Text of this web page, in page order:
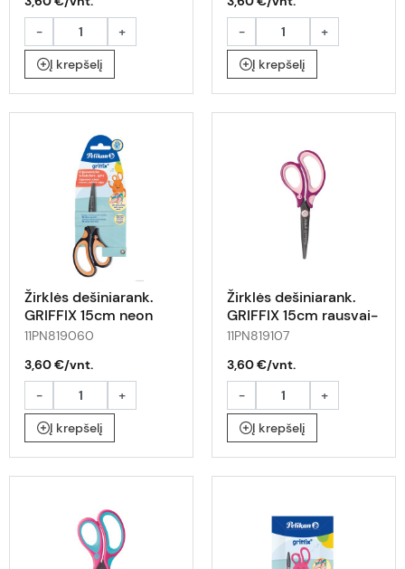
-
+
Į krepšelį
-
+
Į krepšelį
Žirklės dešiniarank.
GRIFFIX 15cm neon
oranž.-juodos
11PN819060
3,60 €/vnt.
-
+
Į krepšelį
Žirklės dešiniarank.
GRIFFIX 15cm rausvai-
avietinės
11PN819107
3,60 €/vnt.
-
+
Į krepšelį